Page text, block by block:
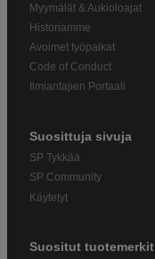
Myymälät & Aukioloajat
Historiamme
Avoimet työpaikat
Code of Conduct
Ilmiantajien Portaali
Suosittuja sivuja
SP Tykkää
SP Community
Käytetyt
Suositut tuotemerkit